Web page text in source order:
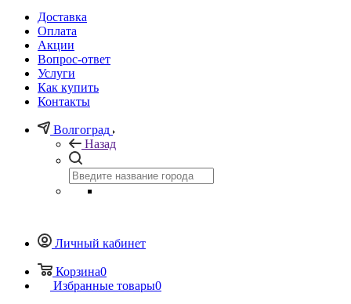
Доставка
Оплата
Акции
Вопрос-ответ
Услуги
Как купить
Контакты
Волгоград
Назад
Личный кабинет
Корзина0
Избранные товары0